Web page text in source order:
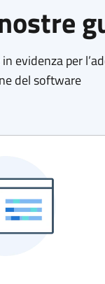
evidenza per
del software